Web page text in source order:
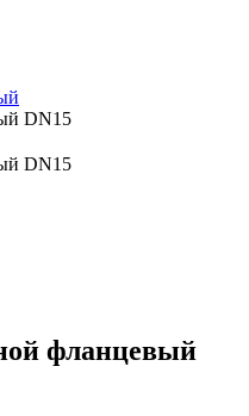
DN15
DN15
фланцевый